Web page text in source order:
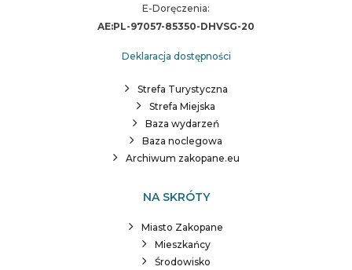
E-Doręczenia:
AE:PL-97057-85350-DHVSG-20
Deklaracja dostępności
Strefa Turystyczna
Strefa Miejska
Baza wydarzeń
Baza noclegowa
Archiwum zakopane.eu
NA SKRÓTY
Miasto Zakopane
Mieszkańcy
Środowisko